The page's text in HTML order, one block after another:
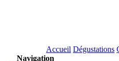
Accueil Dégustations
Navigation